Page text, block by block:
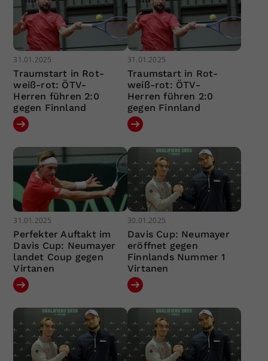
31.01.2025
Traumstart in Rot-
weiß-rot: ÖTV-
Herren führen 2:0
gegen Finnland
31.01.2025
Traumstart in Rot-
weiß-rot: ÖTV-
Herren führen 2:0
gegen Finnland
31.01.2025
Perfekter Auftakt im
Davis Cup: Neumayer
landet Coup gegen
Virtanen
30.01.2025
Davis Cup: Neumayer
eröffnet gegen
Finnlands Nummer 1
Virtanen